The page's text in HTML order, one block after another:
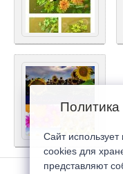
Сайт
cookies для
представляют